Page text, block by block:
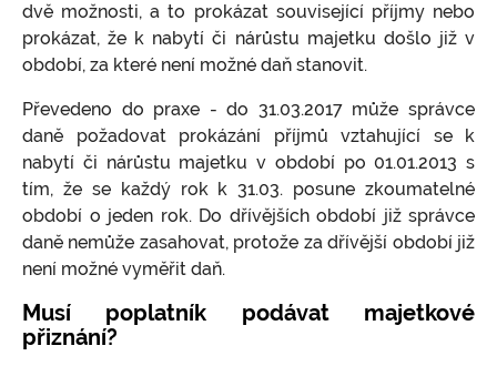
dvě možnosti, a to prokázat související příjmy nebo
prokázat, že k nabytí či nárůstu majetku došlo již v
období, za které není možné daň stanovit.
Převedeno do praxe - do 31.03.2017 může správce
daně požadovat prokázání příjmů vztahující se k
nabytí či nárůstu majetku v období po 01.01.2013 s
tím, že se každý rok k 31.03. posune zkoumatelné
období o jeden rok. Do dřívějších období již správce
daně nemůže zasahovat, protože za dřívější období již
není možné vyměřit daň.
Musí poplatník podávat majetkové
přiznání?